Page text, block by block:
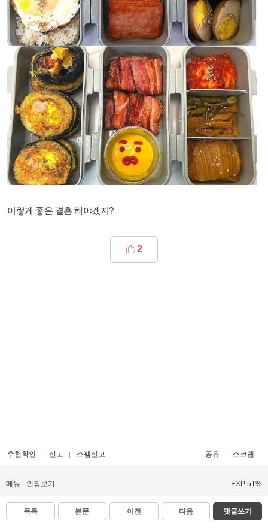
이렇게 좋은 결혼 해야겠지?
2
추천확인 신고 스팸신고 공유 스크랩
메뉴 인장보기 EXP 51%
목록 본문 이전 다음 댓글쓰기